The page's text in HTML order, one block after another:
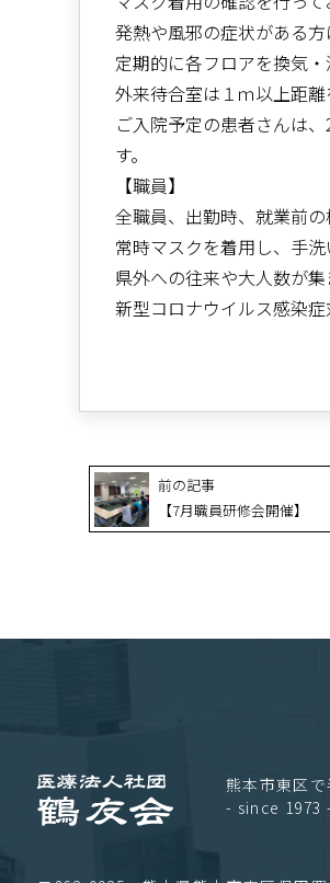
発熱や風邪の症状がある方
定期的に各フロアを換気・
外来待合室は１ｍ以上距離
ご入院予定の患者さんは
す。
【職員】
全職員、出勤時、就業前の
常時マスクを着用し、手
県外への往来や大人数が
新型コロナウイルス感染
前の記事
【7月職員研修会開催】
熊本市東区
- since 1973 -